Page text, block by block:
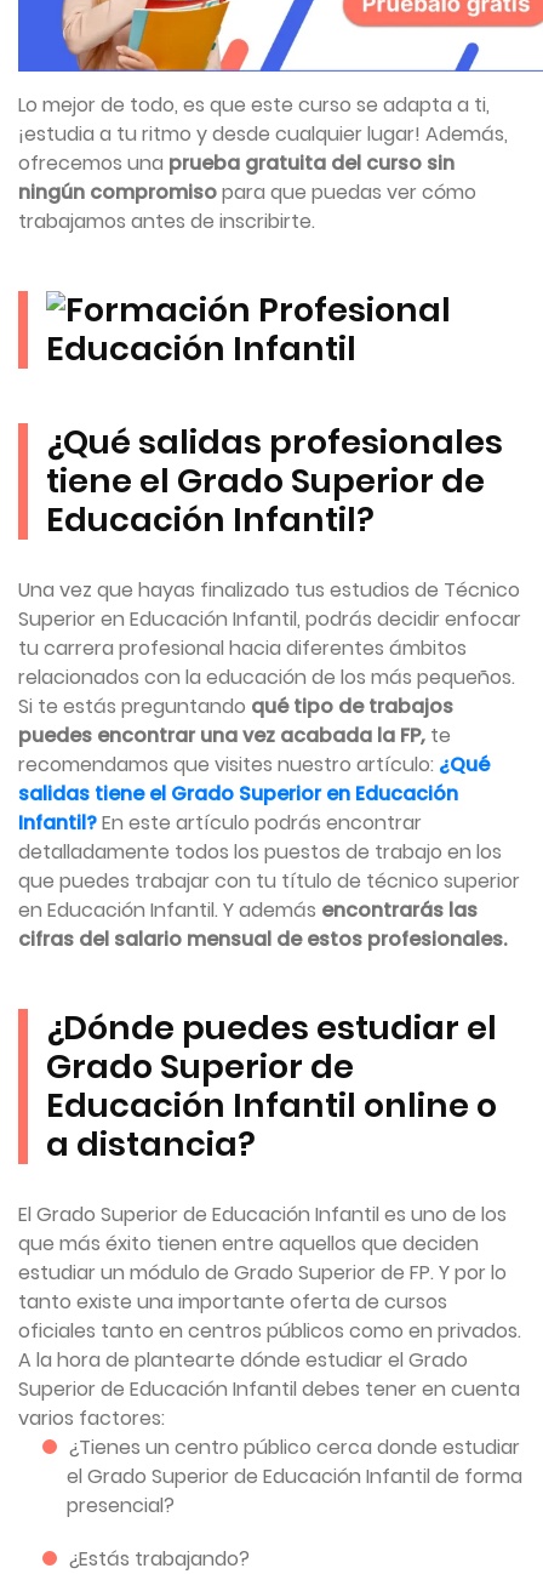
Lo mejor de todo, es que este curso se adapta a ti,
¡estudia a tu ritmo y desde cualquier lugar! Además,
ofrecemos una prueba gratuita del curso sin
ningún compromisopara que puedas ver cómo
trabajamos antes de inscribirte.
¿Qué salidas profesionales
tiene el Grado Superior de
Educación Infantil?
Una vez que hayas finalizado tus estudios de Técnico
Superior en Educación Infantil, podrás decidir enfocar
tu carrera profesional hacia diferentes ámbitos
relacionados con la educación de los más pequeños.
Si te estás preguntando qué tipo de trabajos
puedes encontrar una vez acabada la FP, te
recomendamos que visites nuestro artículo: ¿Qué
salidas tiene el Grado Superior en Educación
Infantil?En este artículo podrás encontrar
detalladamente todos los puestos de trabajo en los
que puedes trabajar con tu título de técnico superior
en Educación Infantil. Y además encontrarás las
cifras del salario mensual de estos profesionales.
¿Dónde puedes estudiar el
Grado Superior de
Educación Infantil online o
a distancia?
El Grado Superior de Educación Infantil es uno de los
que más éxito tienen entre aquellos que deciden
estudiar un módulo de Grado Superior de FP. Y por lo
tanto existe una importante oferta de cursos
oficiales tanto en centros públicos como en privados.
A la hora de plantearte dónde estudiar el Grado
Superior de Educación Infantil debes tener en cuenta
varios factores:
¿Tienes un centro público cerca donde estudiar
el Grado Superior de Educación Infantil de forma
presencial?
¿Estás trabajando?